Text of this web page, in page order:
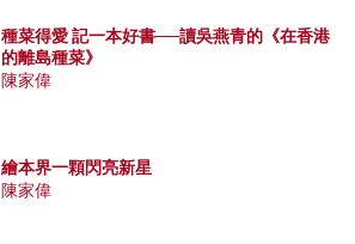
種菜得愛 記一本好書──讀吳燕青的《在香港
的離島種菜》
陳家偉
繪本界一顆閃亮新星
陳家偉